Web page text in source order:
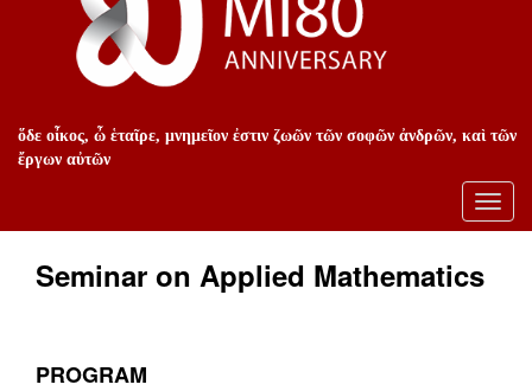
ὅδε οἶκος, ὦ ἑταῖρε, μνημεῖον ἐστιν ζωῶν τῶν σοφῶν ἀνδρῶν, καὶ τῶν
ἔργων αὐτῶν
Seminar on Applied Mathematics
PROGRAM